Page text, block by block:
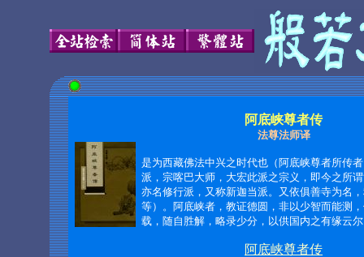
阿底峡尊者传
法尊法师译
是为西藏佛法中兴之时代也（阿底峡尊者所传
派，宗喀巴大师，大宏此派之宗义，即今之所
亦名修行派，又称新迦当派。又依俱善寺为名
等）。阿底峡者，教证德圆，非以少智而能测
载，随自胜解，略录少分，以供国内之有缘云
阿底峡尊者传